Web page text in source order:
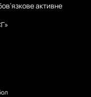
активне